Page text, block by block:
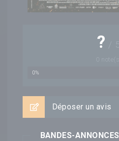
? / 5
note(s)
0%
Déposer un avis
BANDES-ANNONCES